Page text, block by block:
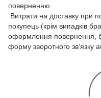
поверненню.
Витрати на доставку при
покупець (крім випадків
оформлення повернення,
форму зворотного зв’язку